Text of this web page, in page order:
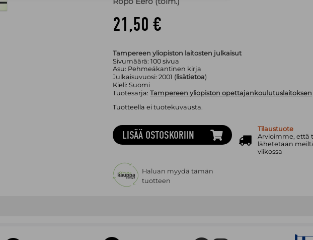
21,50 €
Tampereen yliopiston laitosten julkaisut
Sivumäärä: 100sivua
Asu: Pehmeäkantinen kirja
Julkaisuvuosi: 2001 (lisätietoa)
Kieli: Suomi
Tuotesarja: Tampereen yliopiston opettajankoulutuslaitoksen
Tuotteella ei tuotekuvausta.
LISÄÄ OSTOSKORIIN
Tilaustuote
Arvioimme, että
lähetetään
viikossa
Haluan myydä tämän
tuotteen